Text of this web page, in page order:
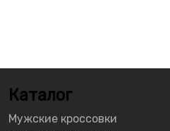
Каталог
Мужские кроссовки